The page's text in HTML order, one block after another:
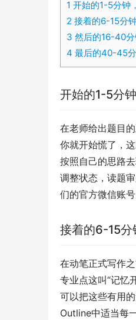
1 开始的1-5分钟
2 接着的6-15分
3 然后的16-40
4 最后的40-45
开始的1-5分
在老师给出题目
你就开始慌了，
按照自己的思路
调整状态，读题
们的官方微信账
接着的6-15分
在动笔正式写作
专业点这叫“记忆
可以把这些有用
Outline中适当每